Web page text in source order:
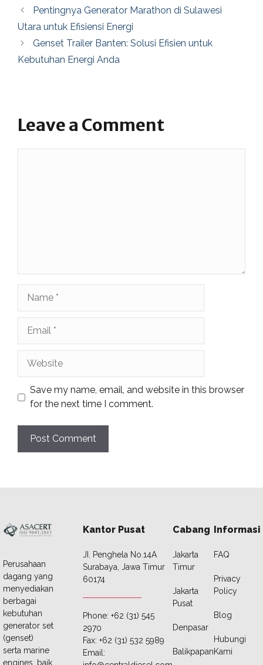
Pentingnya Generator Marathon di Sulawesi
Utara untuk Efisiensi Energi
Genset Trailer Banten: Solusi Efisien untuk
Kebutuhan Energi Anda
Leave a Comment
Save my name, email, and website in this browser
for the next time I comment.
Perusahaan
dagang yang
menyediakan
berbagai
kebutuhan
generator set
(genset)
serta marine
engines, baik
Kantor Pusat
JI. Penghela No.14A
Surabaya, Jawa Timur
60174
Phone: +62 (31) 545
2970
Fax: +62 (31) 532 5989
Email:
Cabang
Jakarta
Timur
Jakarta
Pusat
Denpasar
Balikpapan
Informasi
FAQ
Privacy
Policy
Blog
Hubungi
Kami